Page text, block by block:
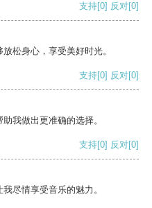
支持[0] 反对[0]
松身心，享受美好时光。
支持[0] 反对[0]
我做出更准确的选择。
支持[0] 反对[0]
尽情享受音乐的魅力。